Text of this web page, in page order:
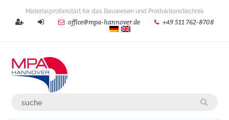
Materialprüfanstalt für das Bauwesen und Produktionstechnik
office@mpa-hannover.de +49 511 762-8708